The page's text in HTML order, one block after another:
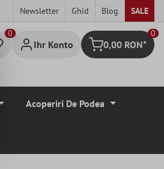
Newsletter Ghid Blog SALE
Ihr Konto Warenkorb
0
0,00 RON*
Acoperiri De Podea